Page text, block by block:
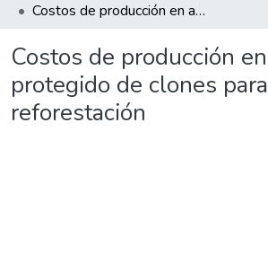
Costos de producción en ambiente protegido de clones para reforestación
Costos de producción
protegido de clones para
reforestación